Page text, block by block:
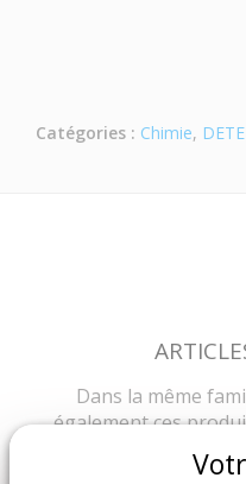
Catégories : Chimie,
Dans la même
également ces